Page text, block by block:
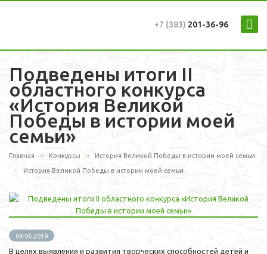
+7 (383) 201-36-96
Подведены итоги II
областного конкурса
«История Великой
Победы в истории моей
семьи»
Главная Конкурсы История Великой Победы в истории моей семьи
История Великой Победы в истории моей семьи
09.06.2019
В целях выявления и развития творческих способностей детей и